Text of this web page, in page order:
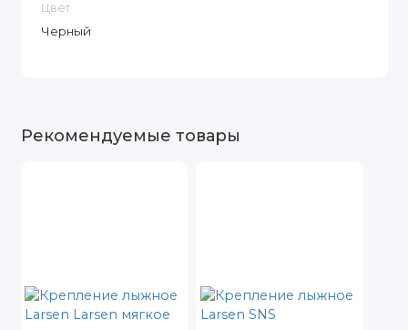
Цвет
Черный
Рекомендуемые товары